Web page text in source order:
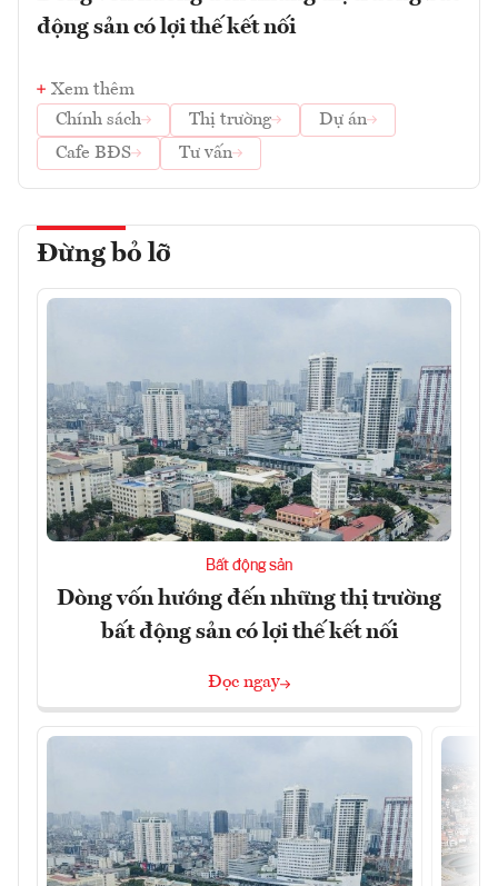
động sản có lợi thế kết nối
Xem thêm
Chính sách
Thị trường
Dự án
Cafe BĐS
Tư vấn
Đừng bỏ lỡ
Bất động sản
Dòng vốn hướng đến những thị trường
bất động sản có lợi thế kết nối
Đọc ngay